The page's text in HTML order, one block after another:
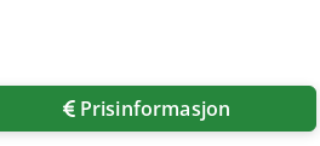
Prisinformasjon